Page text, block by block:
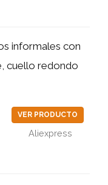
informales con
cuello redondo
VER PRODUCTO
Aliexpress